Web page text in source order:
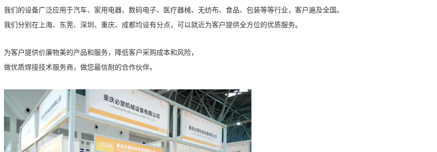
我们的设备广泛应用于汽车、家用电器、数码电子、医疗器械、无纺布、食品、包装等等行业，客户遍及全国。
我们分别在上海、 东莞、深圳、重庆、成都均设有分点，可以就近为客户提供全方位的优质服务。
为客户提供价廉物美的产品和服务， 降低客户采购成本和风险，
做优质焊接技术服务商，做您最信耐的合作伙伴。